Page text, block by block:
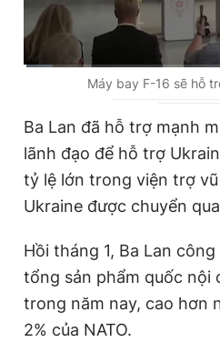
r
r
e
n
T
i
m
D
r
a
t
n
2:42
Máy bay F-16 sẽ hỗ
Ba Lan đã hỗ trợ mạnh
lãnh đạo để hỗ trợ
tỷ lệ lớn trong viện trợ
Ukraine được chuyển
Hồi tháng 1, Ba Lan
tổng sản phẩm quốc nội
trong năm nay, cao hơn
2% của NATO.